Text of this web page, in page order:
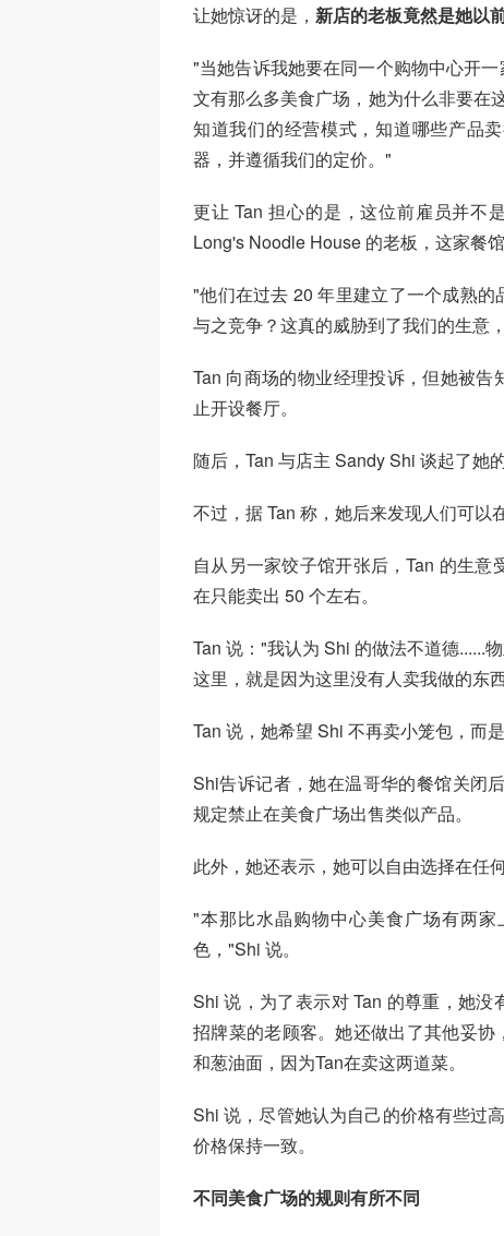
让她惊讶的是， 新店的老板竟然是她以
"当她告诉我她要在同一个购物中心开
文有那么多美食广场，她为什么非要在
知道我们的经营模式，知道哪些产品
器，并遵循我们的定价。"
更让 Tan 担心的是，这位前雇员并不
Long's Noodle House 的老板，这家餐
"他们在过去 20 年里建立了一个成熟
与之竞争？这真的威胁到了我们的生意
Tan 向商场的物业经理投诉，但她被
止开设餐厅。
随后，Tan 与店主 Sandy Shi 谈起了她
不过，据 Tan 称，她后来发现人们可以
自从另一家饺子馆开张后，Tan 的生
在只能卖出 50 个左右。
Tan 说："我认为 Shi 的做法不道德......
这里，就是因为这里没有人卖我做的东
Tan 说，她希望 Shi 不再卖小笼包，而
Shi告诉记者，她在温哥华的餐馆关闭
规定禁止在美食广场出售类似产品。
此外，她还表示，她可以自由选择在任
"本那比水晶购物中心美食广场有两
色，"Shi 说。
Shi 说，为了表示对 Tan 的尊重，她
招牌菜的老顾客。她还做出了其他妥
和葱油面，因为Tan在卖这两道菜。
Shi 说，尽管她认为自己的价格有些过
价格保持一致。
不同美食广场的规则有所不同